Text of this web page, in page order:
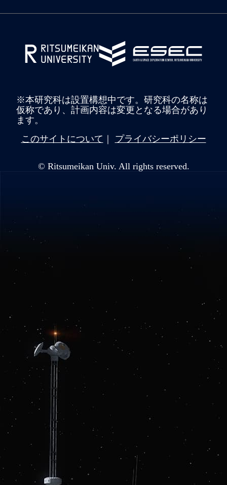
※本研究科は設置構想中です。研究科の名称は
仮称であり、計画内容は変更となる場合があり
ます。
このサイトについて
プライバシーポリシー
© Ritsumeikan Univ. All rights reserved.